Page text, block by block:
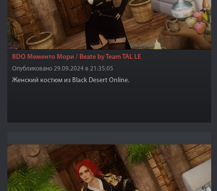
BDO Мементо Мори / Beate by Team TAL LE
Опубликовано 29.09.2024 в 21:35:05
Женский костюм из Black Desert Online.